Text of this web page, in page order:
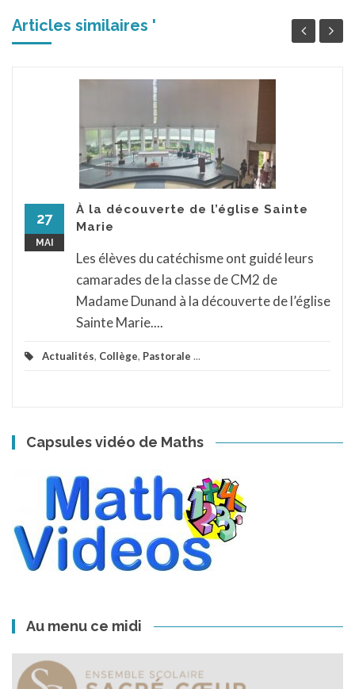
Articles similaires '
27
MAI
À la découverte de l’église Sainte
Marie
Les élèves du catéchisme ont guidé leurs
camarades de la classe de CM2 de
Madame Dunand à la découverte de l’église
Sainte Marie....
Actualités, Collège, Pastorale ...
Capsules vidéo de Maths
Au menu ce midi